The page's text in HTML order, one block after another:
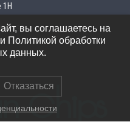
1Н
75-97вы соглашаетесь на
Политикой обработки
данных.
Отказаться